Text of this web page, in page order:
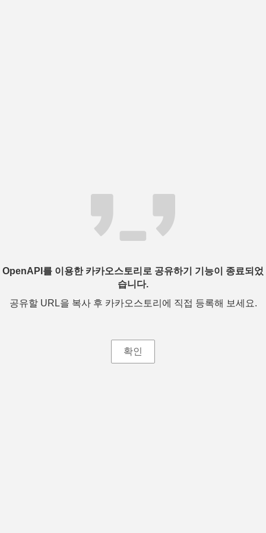
OpenAPI를 이용한 카카오스토리로 공유하기 기능이 종료되었
습니다.
공유할 URL을 복사 후 카카오스토리에 직접 등록해 보세요.
확인